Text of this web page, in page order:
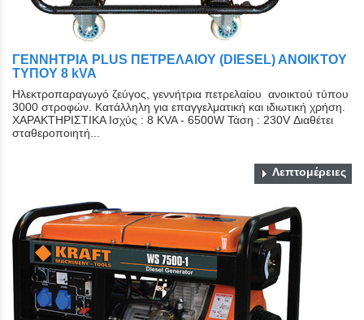
ΓΕΝΝΗΤΡΙΑ PLUS ΠΕΤΡΕΛΑΙΟΥ (DIESEL) ΑΝΟΙΚΤΟY
ΤYΠΟY 8 kVA
Ηλεκτροπαραγωγό ζεύγος, γεννήτρια πετρελαίου ανοικτού τύπου
3000 στροφών. Κατάλληλη για επαγγελματική και ιδιωτική χρήση.
ΧΑΡΑΚΤΗΡΙΣΤΙΚΑ Ισχύς : 8 KVA - 6500W Τάση : 230V Διαθέτει
σταθεροποιητή...
Λεπτομέρειες